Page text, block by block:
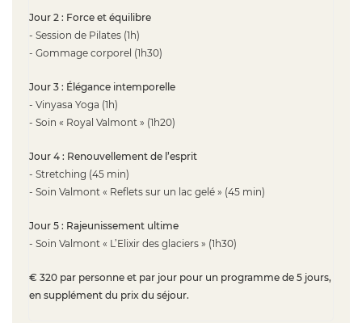
Jour 2 : Force et équilibre
- Session de Pilates (1h)
- Gommage corporel (1h30)
Jour 3 : Élégance intemporelle
- Vinyasa Yoga (1h)
- Soin « Royal Valmont » (1h20)
Jour 4 : Renouvellement de l’esprit
- Stretching (45 min)
- Soin Valmont « Reflets sur un lac gelé » (45 min)
Jour 5 : Rajeunissement ultime
- Soin Valmont « L’Elixir des glaciers » (1h30)
€ 320 par personne et par jour pour un programme de 5 jours,
en supplément du prix du séjour.